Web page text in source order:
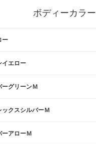
ボディーカラー
ー
イエロー
ーグリーンＭ
ックスシルバーＭ
ーアローＭ